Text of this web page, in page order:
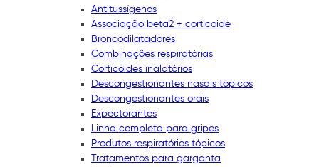
Antitussígenos
Associação beta2 + corticoide
Broncodilatadores
Combinações respiratórias
Corticoides inalatórios
Descongestionantes nasais tópicos
Descongestionantes orais
Expectorantes
Linha completa para gripes
Produtos respiratórios tópicos
Tratamentos para garganta